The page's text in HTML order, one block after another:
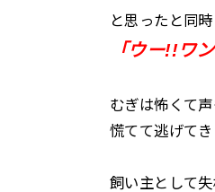
と思ったと同
「ウー!!ワ
むぎは怖くて
慌てて逃げて
飼い主として